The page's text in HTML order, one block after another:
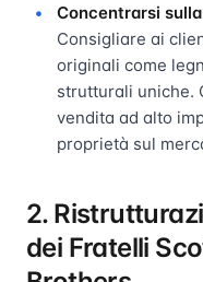
Concentrarsi
Consigliare ai
originali come
strutturali uniche.
vendita ad alto
proprietà sul
2.
dei Fratelli